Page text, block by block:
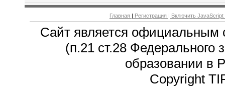
Главная | Регистрация | Включить JavaScript
Сайт является официальным
(п.21 ст.28 Федерального
образовании в
Copyright